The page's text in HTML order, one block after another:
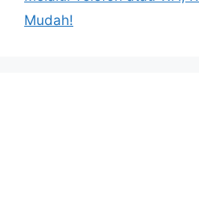
Mudah!